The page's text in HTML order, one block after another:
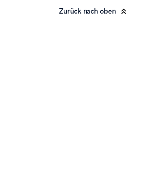
Lebenslauf für Studenten auf
Zurück nach oben